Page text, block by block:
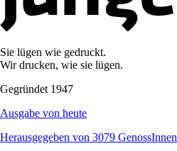
Sie lügen wie gedruckt.
Wir drucken, wie sie lügen.
Gegründet 1947
Ausgabe von heute
Herausgegeben von 3079 GenossInnen